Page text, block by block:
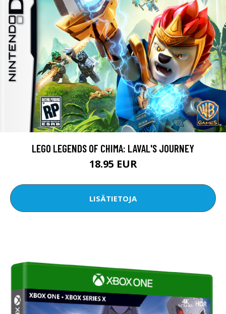
LEGO LEGENDS OF CHIMA: LAVAL'S JOURNEY
18.95 EUR
LISÄTIETOJA